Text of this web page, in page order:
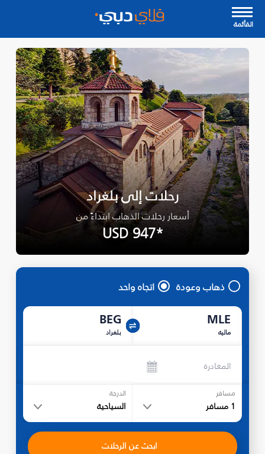
القأئمة
رحلات إلى بلغراد
أسعار رحلات الذهاب ابتداءً من
*USD 947
ذهاب وعودة اتجاه واحد
MLE
ماليه
BEG
بلغراد
المغادرة
مسافر
1 مسافر
الدرجة
السياحية
ابحث عن الرحلات